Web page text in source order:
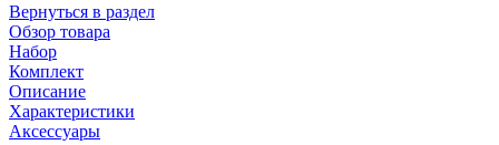
Вернуться в раздел
Обзор товара
Набор
Комплект
Описание
Характеристики
Аксессуары